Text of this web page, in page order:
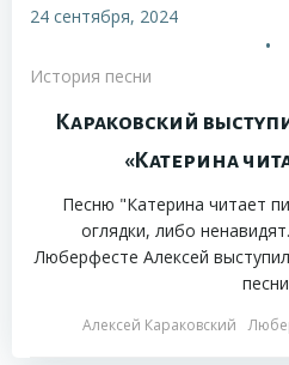
24 сентября, 2024
•
История песни
Караковский
«Катерина
Песню "Катерина читает
оглядки, либо
Люберфесте Алексей
Алексей Караковский